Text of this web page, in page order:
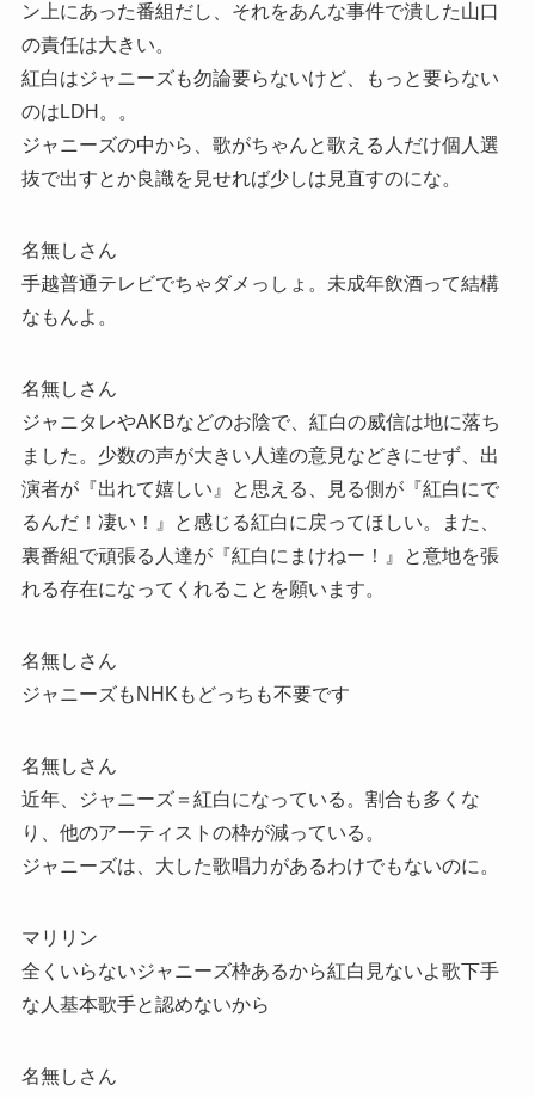
ン上にあった番組だし、それをあんな事件で潰した山口
の責任は大きい。
紅白はジャニーズも勿論要らないけど、もっと要らない
のはLDH。。
ジャニーズの中から、歌がちゃんと歌える人だけ個人選
抜で出すとか良識を見せれば少しは見直すのにな。
名無しさん
手越普通テレビでちゃダメっしょ。未成年飲酒って結構
なもんよ。
名無しさん
ジャニタレやAKBなどのお陰で、紅白の威信は地に落ち
ました。少数の声が大きい人達の意見などきにせず、出
演者が『出れて嬉しい』と思える、見る側が『紅白にで
るんだ！凄い！』と感じる紅白に戻ってほしい。また、
裏番組で頑張る人達が『紅白にまけねー！』と意地を張
れる存在になってくれることを願います。
名無しさん
ジャニーズもNHKもどっちも不要です
名無しさん
近年、ジャニーズ＝紅白になっている。割合も多くな
り、他のアーティストの枠が減っている。
ジャニーズは、大した歌唱力があるわけでもないのに。
マリリン
全くいらないジャニーズ枠あるから紅白見ないよ歌下手
な人基本歌手と認めないから
名無しさん